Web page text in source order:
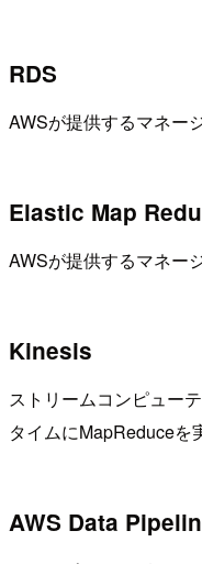
RDS
AWSが提供するマネー
Elastic Map
AWSが提供するマネー
Kinesis
ストリームコンピュー
タイムにMapReduceを
AWS Data